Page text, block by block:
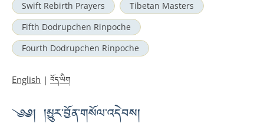
Swift Rebirth Prayers
Tibetan Masters
Fifth Dodrupchen Rinpoche
Fourth Dodrupchen Rinpoche
English | བོད་ཡིག
༄༅། །མྱུར་བྱོན་གསོལ་འདེབས།